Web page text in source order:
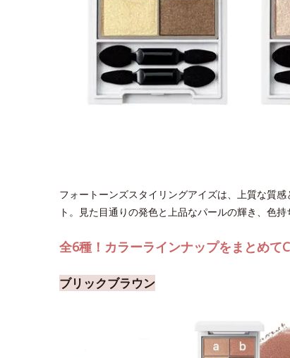
フォートーンズスタイリングアイズは、上質な質
ト。見た目通りの発色と上品なパールの輝き、色
全6種！カラーラインナップをまとめて
ブリックブラウン